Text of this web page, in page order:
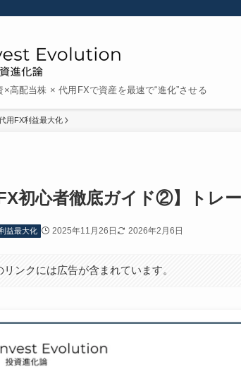
×高配当株 × 代用FXで資産を最速で“進化”させる
用FX利益最大化
FX初心者徹底ガイド②】トレ
益最大化 2025年11月26日 2026年2月6日
リンクには広告が含まれています。